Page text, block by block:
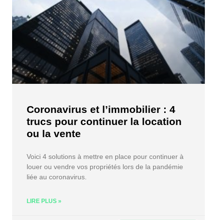
Coronavirus et l’immobilier : 4
trucs pour continuer la location
ou la vente
Voici 4 solutions à mettre en place pour continuer à
louer ou vendre vos propriétés lors de la pandémie
liée au coronavirus.
LIRE PLUS »